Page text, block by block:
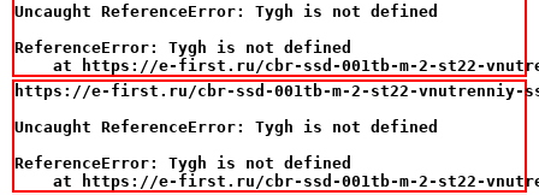
Uncaught ReferenceError: Tygh is not defined
ReferenceError: Tygh is not defined
at https://e-first.ru/cbr-ssd-001tb-m-2-st22-
https://e-first.ru/cbr-ssd-001tb-m-2-st22-vnutrenniy-
Uncaught ReferenceError: Tygh is not defined
ReferenceError: Tygh is not defined
at https://e-first.ru/cbr-ssd-001tb-m-2-st22-